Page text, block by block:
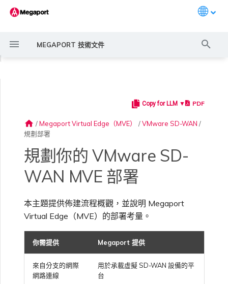
MEGAPORT 技術文件
快速開始
設定 Megaport 帳戶
概述
強制多重身分驗證
設定單一登入
提供技術支援聯絡方式
Megaport Portal 儀表板
瞭解服務頁面
連線至 Latitude.sh
常見多雲連線情境
使用 Megaport 解決方案實
現 MPLS 網路現代化
以服務供應商身分使用
Megaport 全球網狀 WAN
MACsec
IPsec
雲端原生 VPN 加密
訂購交叉連接
訂購本地迴路
Port 備援
建立 LAG
終止 Port
建立私有 VXC
遷移 VXC
設定服務金鑰
設定 Q-in-Q
路由指南
Port
MCR
終止 Megaport Internet 連
Port
11:11 Systems
阿里雲專線接入
AWS Direct Connect
Azure ExpressRoute
Cisco Webex
MCR
概述
阿里雲 MCR 連線
AWS Direct Connect
Azure MCR 連線
DigitalOcean MCR 連線
MVE
概述
Aviatrix
Cisco SD-WAN
Fortinet FortiGate
MCR 進階 VLAN 與路由功能
MCR 備援
建立 MCR
設定 MCR
路由過濾
路由彙總
設定 BGP 進階設定
6WIND 授權網路功能
規劃部署
建立 MVE
連線 MVE
規劃部署
建立 MVE
建立 VXC
終止 MVE
規劃部署
建立 MVE
建立 MVE 概述
手動建立 MVE
建立 VXC
連線 MVE
終止 MVE
規劃部署
建立 MVE
建立 VXC
終止 MVE
規劃部署
建立 MVE
建立 VXC
連線 MVE
終止 MVE
規劃部署
建立 MVE
建立 MVE 概述
建立 SD-WAN MVE
使用 Cisco Meraki 建立 MVE
Threat Defense Virtual 建立
MVE
建立 VXC
連線 MVE
將 MPLS 與 SDCI 整合
規劃部署
建立 MVE
建立 VXC
終止 MVE
規劃部署
建立 MVE
使用 Juniper SSR 建立 MVE
建立 VXC
連線 MVE
終止 MVE
Palo Alto Networks VM-
規劃部署
建立 VM-Series MVE
建立 VXC
連線 MVE
Prisma SD-WAN
Palo Alto Networks Prisma
規劃部署
建立 Prisma MVE
建立 VXC
連線 MVE
規劃部署
建立 MVE
建立 VXC
終止 MVE
規劃部署
建立 MVE
建立 VXC
終止 MVE
SD-WAN 廠商
MVE 位置
為 MVE 執行個體選擇大小
安全性
備援
設定 IX
IX 需求
AMS-IX 連線
France-IX 連線
管理 IX
編輯 IX
遷移 IX
關閉 IX
IX 工具與功能
MegaIX 功能概述
由診斷）
IX 遙測
BGP 社群
都會區 ID
建立個人檔案
申請連線
Marketplace 通知
Marketplace 常見問題
監控 MCR
監控 MVE
監控服務狀態
檢視工作階段事件日誌
管理個人檔案
設定電子郵件通知
更新公司資訊
管理最短合約期續約
管理 Megaport
Port 定價與合約條款
VXC 定價與合約條款
Megaport Internet 定價與合
約條款
IX 定價與合約條款
MCR 定價與合約條款
啟用計費市場
指派財務角色
更新帳單資訊
瞭解 Megaport 帳單
建立 API 金鑰
管理使用者
建立 Port
建立 VXC
快速開始
建立 Megaport Terraform
Provider 設定檔
使用 Megaport Terraform
使用 Megaport 資源進行
Terraform 狀態管理
啟用
啟用 Port
容量錯誤
Port 與 VXC
Port 或 VXC 中斷或不穩定
Port 或 VXC 封包遺失
吞吐量與效能
MCR
MCR 中斷或無法使用
MCR BGP 工作階段中斷
其他 MCR 問題
MVE 中斷或無法使用
SD-WAN 管理連線
IX 連線
IX BGP 工作階段中斷
雲端服務供應商互聯位址空間
聯繫支援
支援請求入口網站
瞭解支援請求
傳送意見回饋
Copy for LLM ▼ PDF
home / Megaport Virtual Edge（MVE） / VMware SD-WAN /
規劃部署
規劃你的 VMware SD-
WAN MVE 部署
本主題提供佈建流程概觀，並說明 Megaport
Virtual Edge（MVE）的部署考量。
你需提供 Megaport 提供
來自分支的網際
網路連線
用於承載虛擬 SD-WAN 設備的平
台